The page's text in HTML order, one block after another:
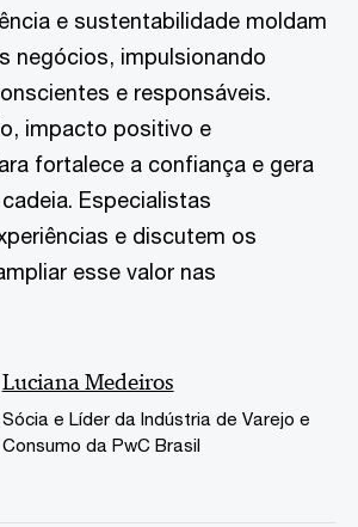
e sustentabilidade moldam
negócios, impulsionando
e responsáveis.
impacto positivo e
fortalece a confiança e gera
Especialistas
e discutem os
esse valor nas
Luciana Medeiros
Sócia e Líder da Indústria de Varejo e
Consumo da PwC Brasil